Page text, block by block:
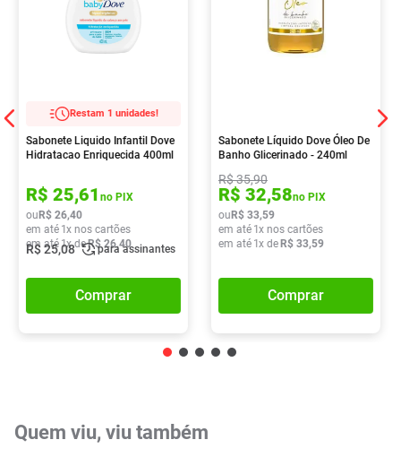
Restam 1 unidades!
Sabonete Liquido Infantil Dove
Hidratacao Enriquecida 400ml
R$ 25,61 no PIX
ou R$ 26,40
em até 1x nos cartões
em até1x deR$ 26,40
R$25,08 para assinantes
Comprar
Sabonete Líquido Dove Óleo De
Banho Glicerinado - 240ml
R$35,90
R$ 32,58no PIX
ou R$ 33,59
em até 1x nos cartões
em até 1x de R$ 33,59
Comprar
Quem viu, viu também